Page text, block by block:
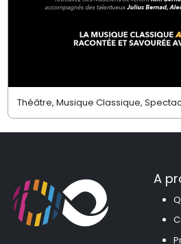
Théâtre, Musique Classique,
A